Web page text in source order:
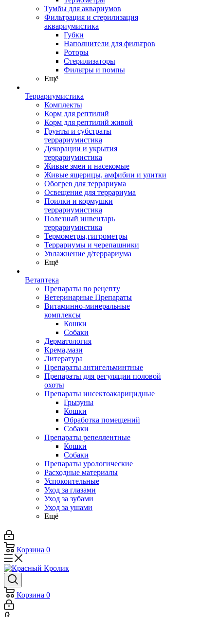
Тумбы для аквариумов
Фильтрация и стерилизация
аквариумистика
Губки
Наполнители для фильтров
Роторы
Стерилизаторы
Фильтры и помпы
Ещё
Террариумистика
Комплекты
Корм для рептилий
Корм для рептилий живой
Грунты и субстраты
террариумистика
Декорации и укрытия
террариумистика
Живые змеи и насекомые
Живые ящерицы, амфибии и улитки
Обогрев для террариума
Освещение для террариума
Поилки и кормушки
террариумистика
Полезный инвентарь
террариумистика
Термометры,гигрометры
Террариумы и черепашники
Увлажнение д/террариума
Ещё
Ветаптека
Препараты по рецепту
Ветеринарные Препараты
Витаминно-минеральные
комплексы
Кошки
Собаки
Дерматология
Крема,мази
Литература
Препараты антигельминтные
Препараты для регуляции половой
охоты
Препараты инсектоакарицидные
Грызуны
Кошки
Обработка помещений
Собаки
Препараты репеллентные
Кошки
Собаки
Препараты урологические
Расходные материалы
Успокоительные
Уход за глазами
Уход за зубами
Уход за ушами
Ещё
Корзина 0
Корзина 0